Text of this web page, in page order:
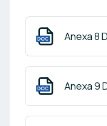
Anexa 9